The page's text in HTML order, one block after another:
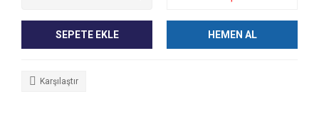
SEPETE EKLE HEMEN AL
Karşılaştır